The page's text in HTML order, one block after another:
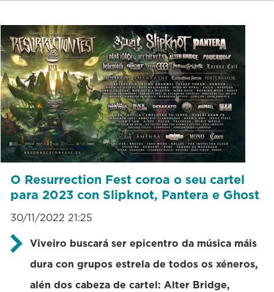
O Resurrection Fest coroa o seu cartel
para 2023 con Slipknot, Pantera e Ghost
30/11/2022 21:25
Viveiro buscará ser epicentro da música máis
dura con grupos estrela de todos os xéneros,
alén dos cabeza de cartel: Alter Bridge,